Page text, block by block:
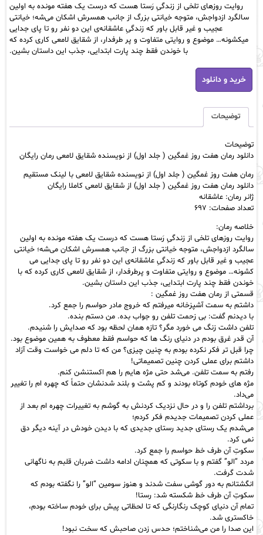
روایت روزهای تلخی از زندگیِ رَستا هست که درست یک هفته مونده به اولین
سالگرد ازدواجش، متوجه خیانتی بزرگ از جانب همسرش اشکان می‌شه؛ خیانتی
عجیب و غیر قابل باور که زندگیِ عاشقانه‌‌ی این دو نفر رو تا پای جدایی
میکشونه… موضوع و روایتی متفاوت و پر طرفدار، از شقایق لامعی کاری کرده که
با خوندن فقط چند پارت ابتدایی، جذب این داستان بشین.
دانلود
رمان
هفت
غمگین
(
اول)
از
نویسنده
شقایق
لامعی
رمان
عدد
خرید و دانلود
توضیحات
توضیحات
دانلود رمان هفت روز غمگین ( جلد اول) از نویسنده شقایق لامعی رمان رایگان
رمان هفت روز غمگین ( جلد اول) از نویسنده شقایق لامعی با لینک مستقیم
دانلود رمان هفت روز غمگین ( جلد اول) از شقایق لامعی کاملا رایگان
ژانر رمان: عاشقانه
تعداد صفحات: ۶۹۷
خلاصه رمان:
روایت روزهای تلخی از زندگیِ رَستا هست که درست یک هفته مونده به اولین
سالگرد ازدواجش، متوجه خیانتی بزرگ از جانب همسرش اشکان می‌شه؛ خیانتی
عجیب و غیر قابل باور که زندگیِ عاشقانه‌‌ی این دو نفر رو تا پای جدایی می‌
کشونه… موضوع و روایتی متفاوت و پرطرفدار، از شقایق لامعی کاری کرده که با
خوندن فقط چند پارت ابتدایی، جذب این داستان بشین.
قسمتی از رمان هفت روز غمگین :
داشتم به سمت آشپزخانه میرفتم که خروج مادر حواسم را جمع کرد.
با دیدنم گفت: بی زحمت تلفن رو جواب بده. من دستم بنده.
تلفن داشت زنگ می خورد مگر؟ تازه همان لحظه بود که صدایش را شنیدم.
آن قدر غرق بودم در دنیای رنگ ها که حواسم فقط معطوف به همین موضوع بود.
چرا قبل تر فکر نکرده بودم به چنین چیزی؟ من که تا دلم می خواست وقت آزاد
داشتم برای عملی کردن چنین تصمیماتی!
رفتم به سمت تلفن. می‌شد حتی مژه هایم را هم اکستنشن کنم.
مژه های خودم کوتاه بودند و کم پشت و بلند شدنشان حتماً که چهره ام را تغییر
می‌داد.
برداشتم تلفن را و در حال نزدیک کردنش به گوشم به تغییرات چهره ام بعد از
عملی کردن تصمیمات جدیدم فکر کردم؛
می‌شدم یک رستای جدید رستای جدیدی که با دیدن خودش در آینه دیگر دق
نمی کرد.
سکوتِ آن طرف خط حواسم را جمع کرد.
مردد “الو” گفتم و با سکوتی که همچنان ادامه داشت ضربان قلبم به ناگهانی
شدت گرفت.
انگشتانم به دور گوشی سفت شدند و هنوز سومین “الو” را نگفته بودم که
سکوتِ آن طرف خط شکسته شد: رستا!
تمام آن دنیای کوچک رنگارنگی که تا لحظاتی پیش برای خودم ساخته بودم،
خاکستری شد.
این صدا را من می‌شناختم؛ حدس زدن صاحبش که سخت نبود!